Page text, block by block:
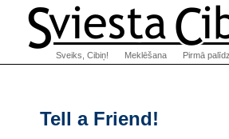
Tell a Friend!
Sveiks, Cibiņ! Meklēšana Pirmā